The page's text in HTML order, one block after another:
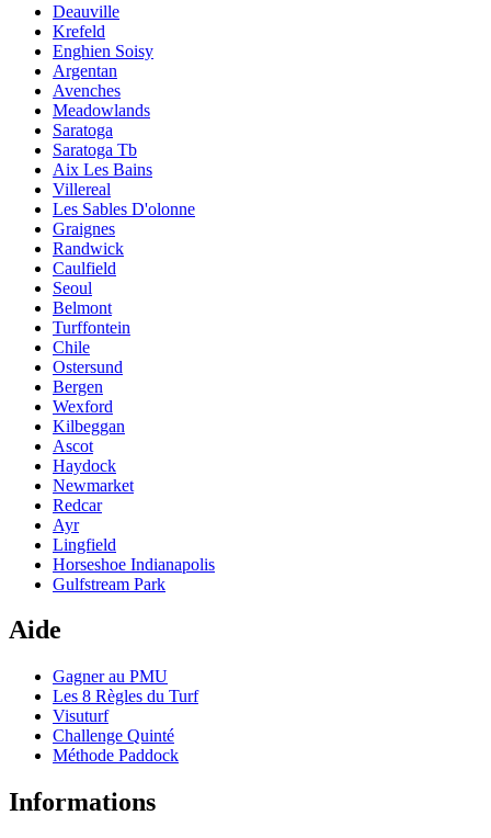
Deauville
Krefeld
Enghien Soisy
Argentan
Avenches
Meadowlands
Saratoga
Saratoga Tb
Aix Les Bains
Villereal
Les Sables D'olonne
Graignes
Randwick
Caulfield
Seoul
Belmont
Turffontein
Chile
Ostersund
Bergen
Wexford
Kilbeggan
Ascot
Haydock
Newmarket
Redcar
Ayr
Lingfield
Horseshoe Indianapolis
Gulfstream Park
Aide
Gagner au PMU
Les 8 Règles du Turf
Visuturf
Challenge Quinté
Méthode Paddock
Informations